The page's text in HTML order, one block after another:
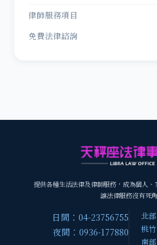
律師服務項目
免費法律諮詢
提供各種生活法律及律師服務，成為個人、
讓法律服務沒有死
日間：04-23756755
夜間：0936-177880
北
桃
南